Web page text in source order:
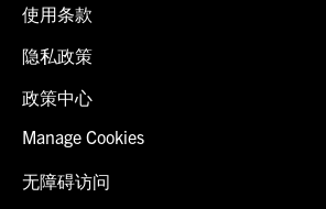
使用条款
隐私政策
政策中心
Manage Cookies
无障碍访问